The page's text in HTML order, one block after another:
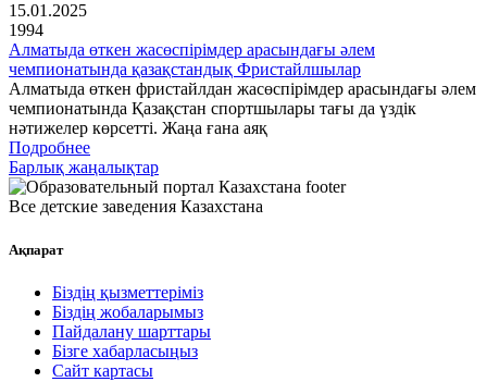
15.01.2025
1994
Алматыда өткен жасөспірімдер арасындағы әлем
чемпионатында қазақстандық Фристайлшылар
Алматыда өткен фристайлдан жасөспірімдер арасындағы әлем
чемпионатында Қазақстан спортшылары тағы да үздік
нәтижелер көрсетті. Жаңа ғана аяқ
Подробнее
Барлық жаңалықтар
Все детские заведения Казахстана
Ақпарат
Біздің қызметтеріміз
Біздің жобаларымыз
Пайдалану шарттары
Бізге хабарласыңыз
Сайт картасы